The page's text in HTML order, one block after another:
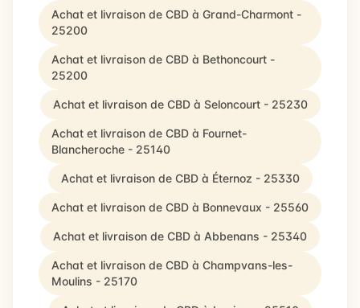
Achat et livraison de CBD à Grand-Charmont -
25200
Achat et livraison de CBD à Bethoncourt -
25200
Achat et livraison de CBD à Seloncourt - 25230
Achat et livraison de CBD à Fournet-
Blancheroche - 25140
Achat et livraison de CBD à Éternoz - 25330
Achat et livraison de CBD à Bonnevaux - 25560
Achat et livraison de CBD à Abbenans - 25340
Achat et livraison de CBD à Champvans-les-
Moulins - 25170